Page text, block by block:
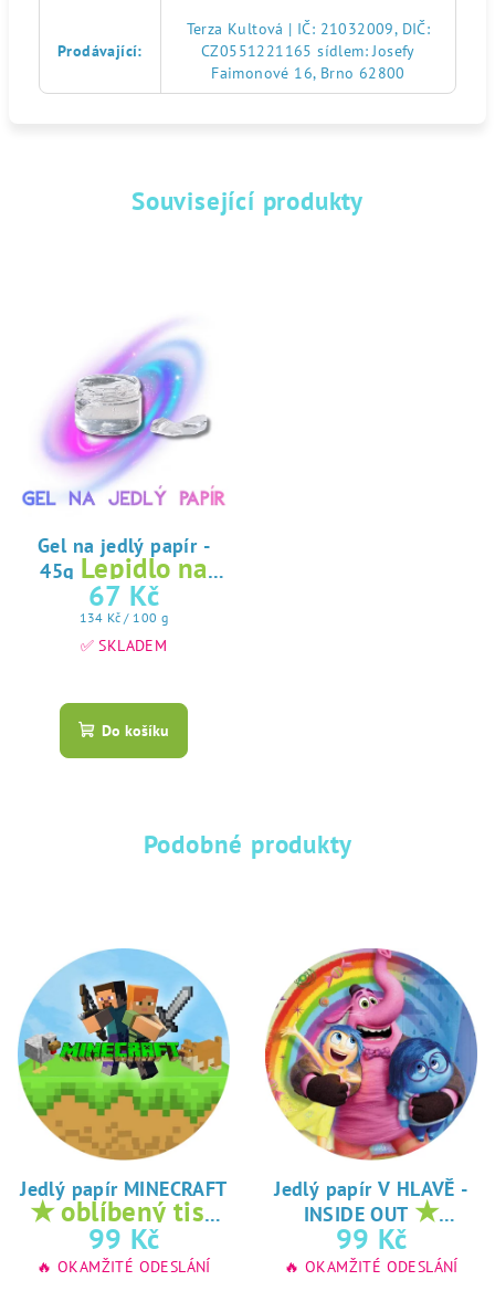
Prodávající:
Terza Kultová | IČ: 21032009, DIČ:
CZ0551221165 sídlem: Josefy
Faimonové 16, Brno 62800
Související produkty
Gel na jedlý papír -
45g Lepidlo na
jedlý papír
67 Kč
Měrná
cena:
134 Kč / 100 g
✅ SKLADEM
hodnocení
produktu
hvězdiček.
Do košíku
Podobné produkty
Jedlý papír MINECRAFT
★ oblíbený tisk
na jedlý papír
99 Kč
🔥 OKAMŽITÉ ODESLÁNÍ
Jedlý papír V HLAVĚ -
INSIDE OUT ★
oblíbený tisk na
jedlý papír
99 Kč
🔥 OKAMŽITÉ ODESLÁNÍ